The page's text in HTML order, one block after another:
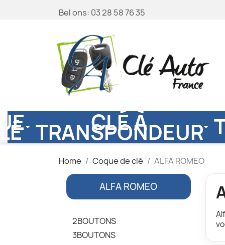
Bel ons: 03 28 58 76 35
CLÉ À
TRANSPONDEUR
Home Coque de clé ALFA ROMEO
ALFA ROMEO
2BOUTONS
3BOUTONS